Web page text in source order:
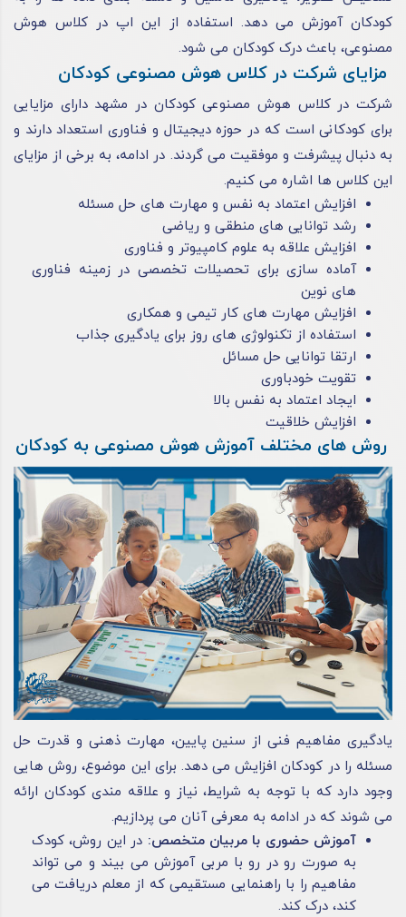
کودکان آموزش می دهد. استفاده از این اپ در کلاس هوش
مصنوعی، باعث درک کودکان می شود.
مزایای شرکت در کلاس هوش مصنوعی کودکان
شرکت در کلاس هوش مصنوعی کودکان در مشهد دارای مزایایی
برای کودکانی است که در حوزه دیجیتال و فناوری استعداد دارند و
به دنبال پیشرفت و موفقیت می گردند. در ادامه، به برخی از مزایای
این کلاس ها اشاره می کنیم.
افزایش اعتماد به نفس و مهارت های حل مسئله
رشد توانایی های منطقی و ریاضی
افزایش علاقه به علوم کامپیوتر و فناوری
آماده سازی برای تحصیلات تخصصی در زمینه فناوری
های نوین
افزایش مهارت های کار تیمی و همکاری
استفاده از تکنولوژی های روز برای یادگیری جذاب
ارتقا توانایی حل مسائل
تقویت خودباوری
ایجاد اعتماد به نفس بالا
افزایش خلاقیت
روش های مختلف آموزش هوش مصنوعی به کودکان
یادگیری مفاهیم فنی از سنین پایین، مهارت ذهنی و قدرت حل
مسئله را در کودکان افزایش می دهد. برای این موضوع، روش هایی
وجود دارد که با توجه به شرایط، نیاز و علاقه مندی کودکان ارائه
می شوند که در ادامه به معرفی آنان می پردازیم.
آموزش حضوری با مربیان متخصص: در این روش، کودک
به صورت رو در رو با مربی آموزش می بیند و می تواند
مفاهیم را با راهنمایی مستقیمی که از معلم دریافت می
کند، درک کند.